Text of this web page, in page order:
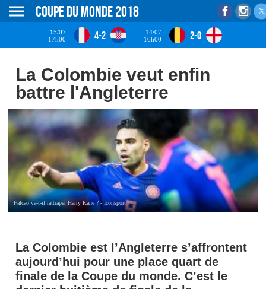
Coupe du monde 2018
15/07
17h00
4-2
14/07
16h00
2-0
La Colombie veut enfin
battre l'Angleterre
Falcao va-t-il rattraper Harry Kane ? - Iconsport
La Colombie est l’Angleterre s’affrontent
aujourd’hui pour une place quart de
finale de la Coupe du monde. C’est le